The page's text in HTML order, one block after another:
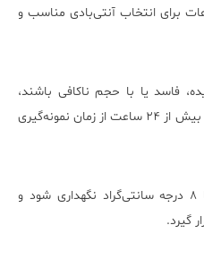
برای انتخاب آنتی‌بادی مناسب و
فاسد یا با حجم ناکافی باشند،
قابل پذیرش نیستند. نمونه‌هایی که بیش از ۲۴ ساعت از زمان نمونه‌گیری
نمونه خون تازه باید در دمای ۲ تا ۸ درجه سانتی‌گراد نگهداری شود و